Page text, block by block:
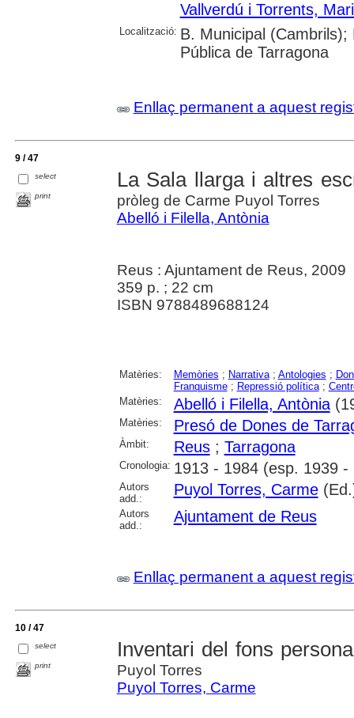
Vallverdú i Torrents,
Localització: B. Municipal
Pública de Tarragona
Enllaç permanent a aquest
9 / 47
select
print
La Sala llarga i altres
pròleg de Carme Puyol Torres
Abelló i Filella, Antònia
Reus : Ajuntament de Reus, 2009
359 p. ; 22 cm
ISBN 9788489688124
Matèries: Memòries ; Narrativa; Antologies ;
Franquisme; Repressió política;
Matèries:
Abelló i Filella, Antònia
Matèries: Presó de Dones de
Àmbit: Reus; Tarragona
Cronologia: 1913 - 1984 (esp. 1939 -
Autors
add.:
Puyol Torres, Carme
Autors
add.:
Ajuntament de Reus
Enllaç permanent a aquest
10 / 47
select
print
Inventari del fons
Puyol Torres
Puyol Torres, Carme